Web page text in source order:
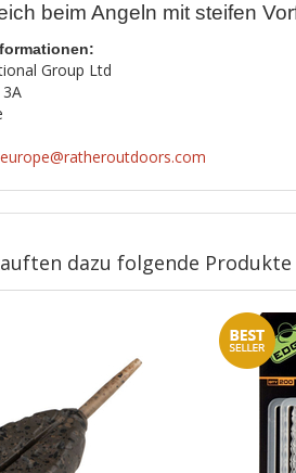
beim Angeln mit steifen
Group Ltd
dazu folgende Produkte